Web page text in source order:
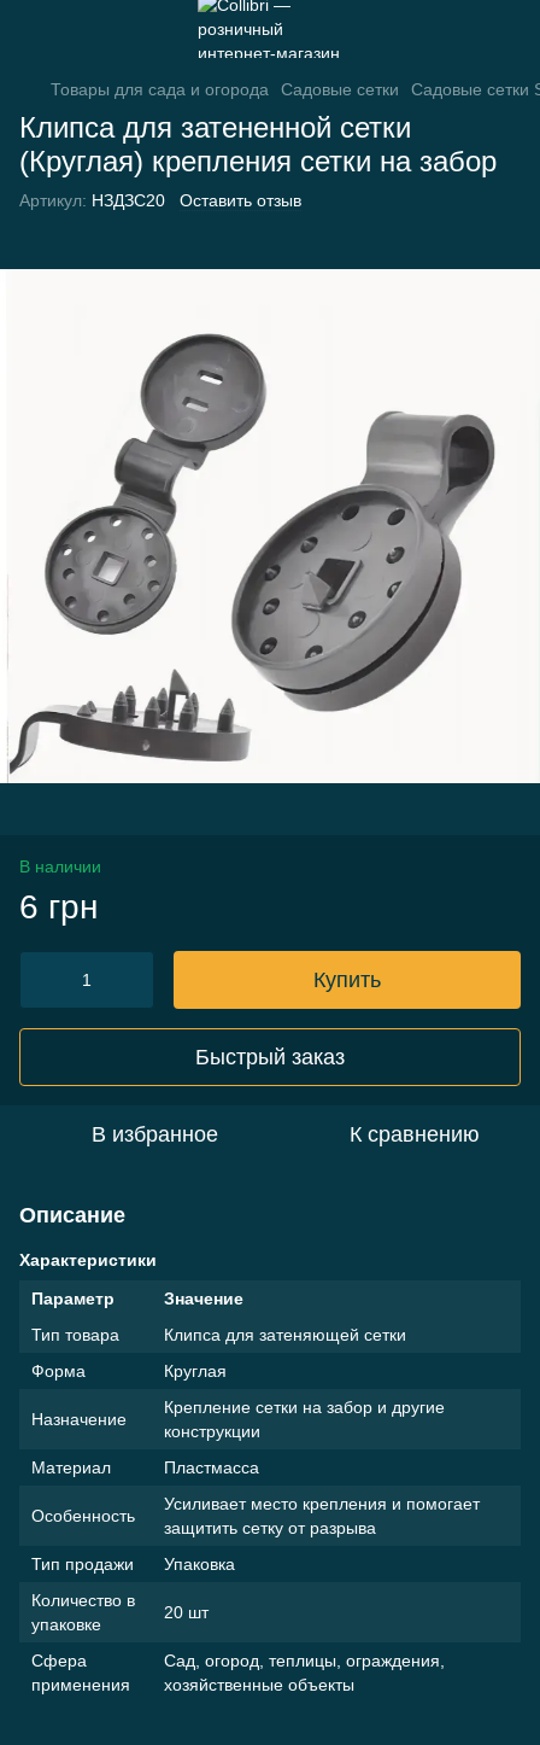
Товары для сада и огорода Садовые сетки Садовые сетки
Клипса для затененной сетки
(Круглая) крепления сетки на забор
Артикул: НЗДЗС20 Оставить отзыв
В наличии
6 грн
Купить
Быстрый заказ
В избранное К сравнению
Описание
Характеристики
Параметр
Значение
Тип товара
Клипса для затеняющей сетки
Форма
Круглая
Назначение
Крепление сетки на забор и другие
конструкции
Материал
Пластмасса
Особенность
Усиливает место крепления и помогает
защитить сетку от разрыва
Тип продажи
Упаковка
Количество в
упаковке
20 шт
Сфера
применения
Сад, огород, теплицы, ограждения,
хозяйственные объекты